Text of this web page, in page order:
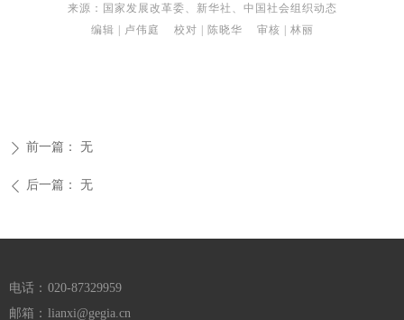
来源：国家发展改革委、新华社、中国社会组织动态
编辑 | 卢伟庭 校对 | 陈晓华 审核 | 林丽
ꄴ 后一篇： 无
ꄲ 前一篇： 无
电话： 020-87329959
邮箱： lianxi@gegia.cn